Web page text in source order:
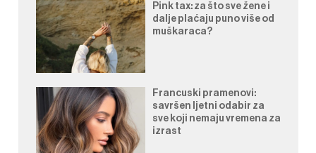
Pink tax: za što sve žene i
dalje plaćaju puno više od
muškaraca?
Francuski pramenovi:
savršen ljetni odabir za
sve koji nemaju vremena za
izrast